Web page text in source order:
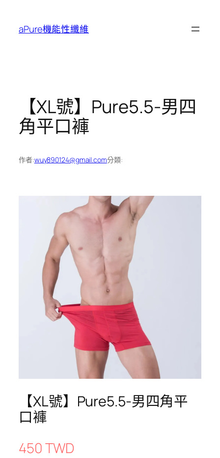
aPure機能性纖維
【XL號】Pure5.5-男四
角平口褲
作者:wuy890124@gmail.com分類:
【XL號】Pure5.5-男四角平
口褲
450 TWD